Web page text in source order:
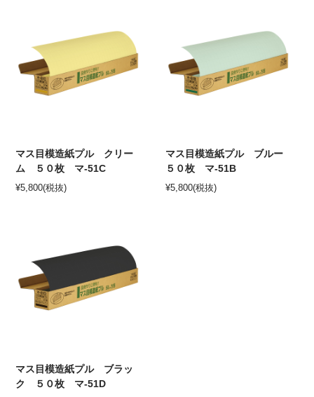
マス目模造紙プル クリー
ム ５０枚 マ-51C
¥5,800(税抜)
マス目模造紙プル ブルー
５０枚 マ-51B
¥5,800(税抜)
マス目模造紙プル ブラッ
ク ５０枚 マ-51D